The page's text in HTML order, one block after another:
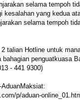
selama tempoh
kesalahan yang kedua
selama tempoh
talian Hotline untuk
bahagian penguatkuasa
- 441 9300)
p/aduan-